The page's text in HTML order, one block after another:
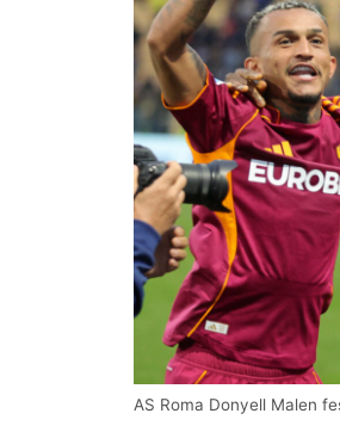
AS Roma Donyell Malen